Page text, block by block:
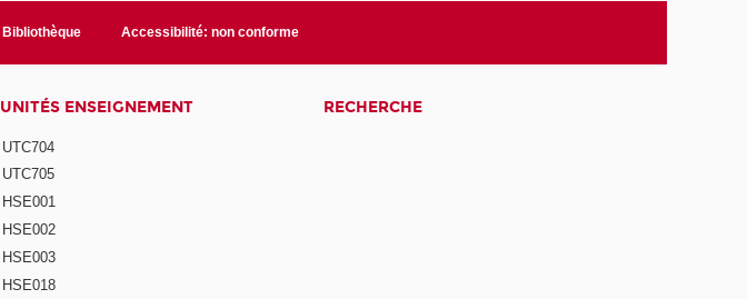
Bibliothèque Accessibilité: non conforme
UNITÉS ENSEIGNEMENT
UTC704
UTC705
HSE001
HSE002
HSE003
HSE018
RECHERCHE